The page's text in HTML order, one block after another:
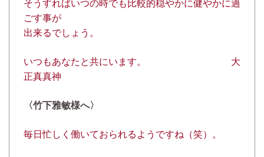
そうすればいつの時でも比較的穏やかに健やかに過
ごす事が
出来るでしょう。
いつもあなたと共にいます。 大
正真真神
〈竹下雅敏様へ〉
毎日忙しく働いておられるようですね（笑）。